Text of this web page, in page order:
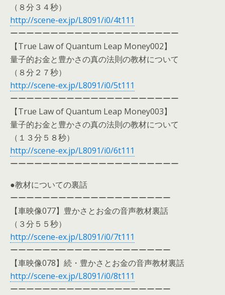
（８分３４秒）
http://scene-ex.jp/L8091/i0/4t111
ーーーーーーーーーーーーーーーーーーーーー
【True Law of Quantum Leap Money002】
量子的お金と豊かさの真の法則の教材について
（８分２７秒）
http://scene-ex.jp/L8091/i0/5t111
ーーーーーーーーーーーーーーーーーーーーー
【True Law of Quantum Leap Money003】
量子的お金と豊かさの真の法則の教材について
（１３分５８秒）
http://scene-ex.jp/L8091/i0/6t111
ーーーーーーーーーーーーーーーーーーーーー
●教材についての裏話
ーーーーーーーーーーーーーーーーーーーー
【車映像077】豊かさとお金の音声教材裏話
（３分５５秒）
http://scene-ex.jp/L8091/i0/7t111
ーーーーーーーーーーーーーーーーーーーー
【車映像078】続・豊かさとお金の音声教材裏話
http://scene-ex.jp/L8091/i0/8t111
ーーーーーーーーーーーーーーーーーーーー